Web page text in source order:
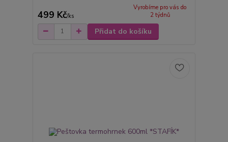
499 Kč/ks
Vyrobíme pro vás do
2 týdnů
Přidat do košíku